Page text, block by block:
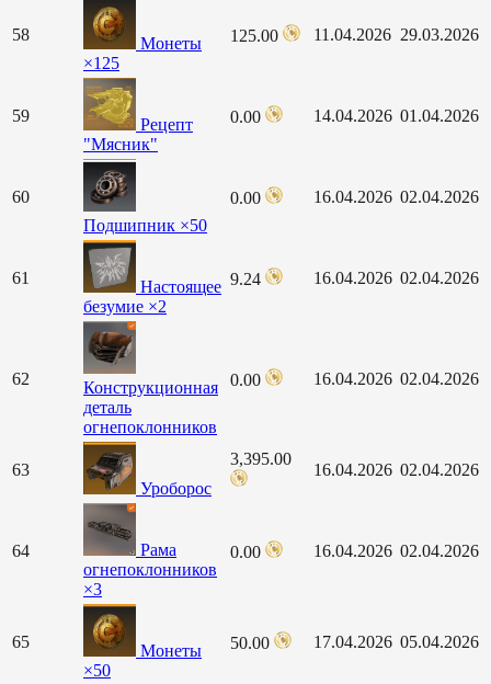
58
Монеты
×125
125.00 11.04.2026 29.03.2026
59
Рецепт
"Мясник"
0.00 14.04.2026 01.04.2026
60
Подшипник ×50
0.00 16.04.2026 02.04.2026
61
Настоящее
безумие ×2
9.24 16.04.2026 02.04.2026
62
Конструкционная
деталь
огнепоклонников
0.00 16.04.2026 02.04.2026
63
Уроборос
3,395.00
16.04.2026 02.04.2026
64
Рама
огнепоклонников
×3
0.00 16.04.2026 02.04.2026
65
Монеты
×50
50.00 17.04.2026 05.04.2026